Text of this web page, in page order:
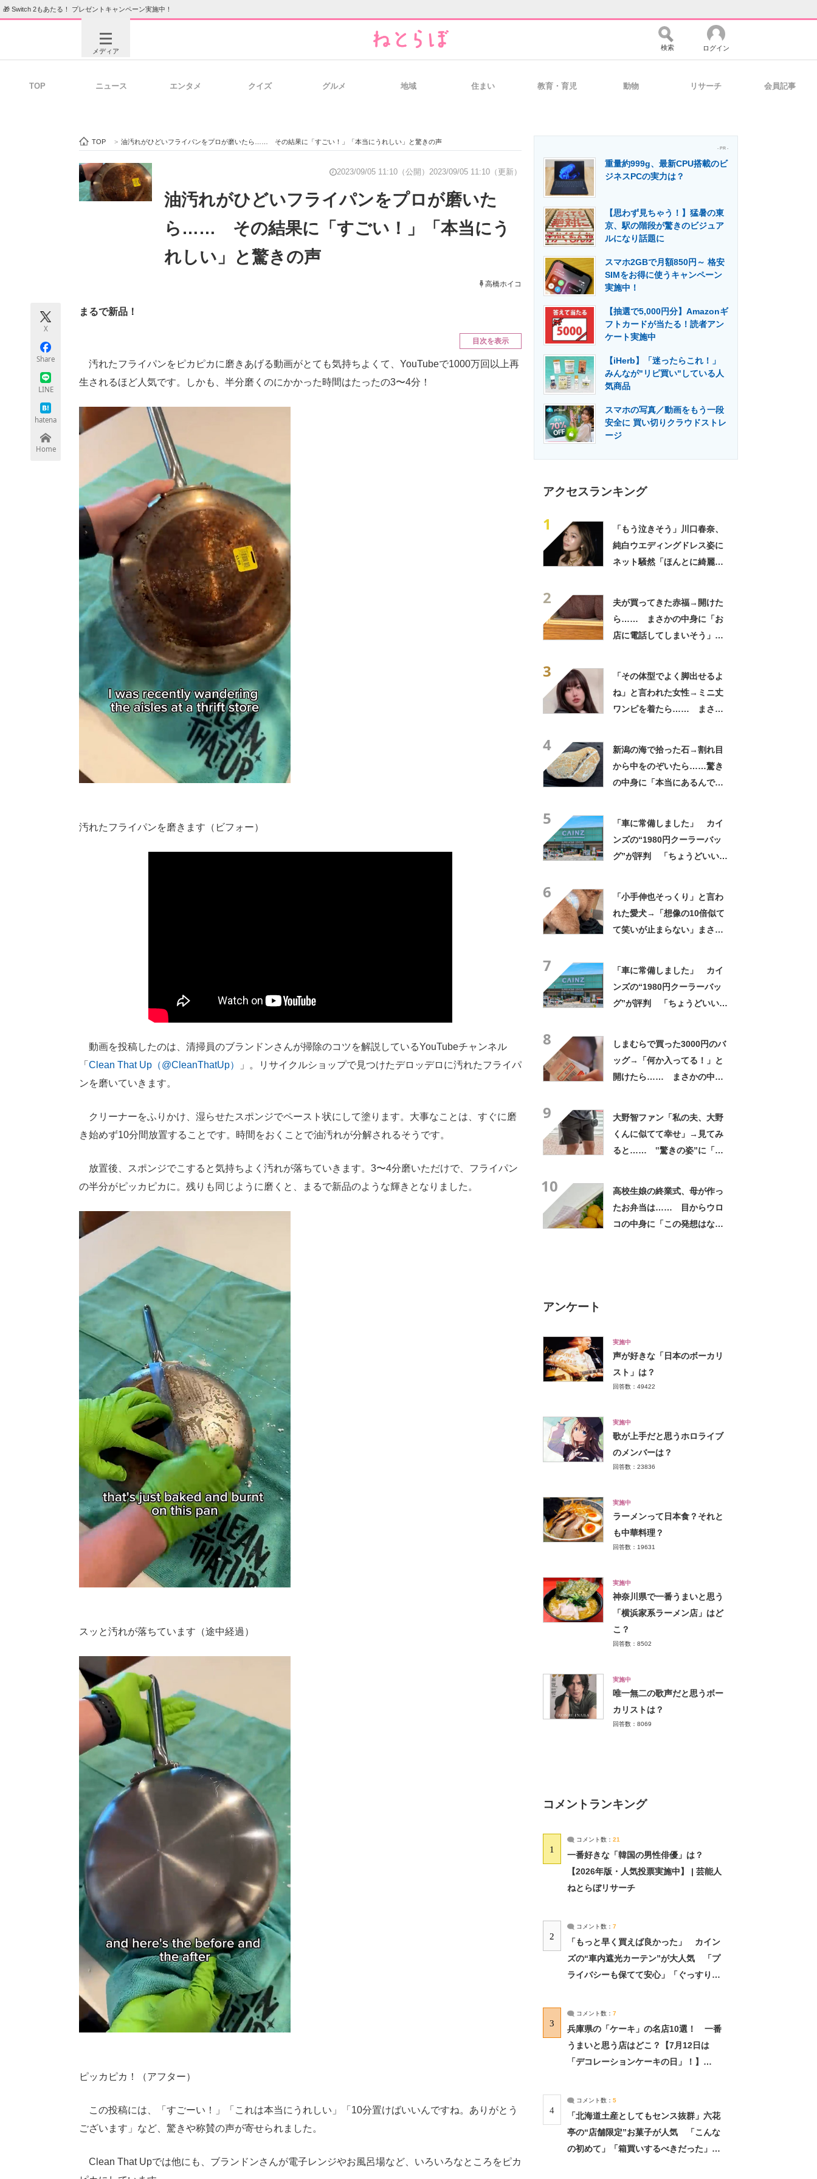
🎁 Switch 2もあたる！ プレゼントキャンペーン実施中！
メディア
ビジネスと働き方のヒント 経営リーダーのコミュニティ マーケ×ITの今がよく分かる
ITエンジニア向け専門サイト 企業向けIT製品の総合サイト IT製品の技術・比較・事例 製造業のIT導入・活用を支援
エネルギーの専門メディア 建設×テクノロジーの最前線
検索 ログイン
TOP ニュース エンタメ クイズ グルメ 地域 住まい 教育・育児 動物 リサーチ 会員記事
TOP > 油汚れがひどいフライパンをプロが磨いたら…… その結果に「すごい！」「本当にうれしい」と驚きの声
2023/09/05 11:10（公開） 2023/09/05 11:10（更新）
油汚れがひどいフライパンをプロが磨いた
ら…… その結果に「すごい！」「本当にう
れしい」と驚きの声
高橋ホイコ
X
Share
LINE
hatena
Home
まるで新品！
目次を表示
汚れたフライパンをピカピカに磨きあげる動画がとても気持ちよくて、YouTubeで1000万回以上再
生されるほど人気です。しかも、半分磨くのにかかった時間はたったの3〜4分！
汚れたフライパンを磨きます（ビフォー）
動画を投稿したのは、清掃員のブランドンさんが掃除のコツを解説しているYouTubeチャンネル
「 Clean That Up（@CleanThatUp）
」。リサイクルショップで見つけたデロッデロに汚れたフライパ
ンを磨いていきます。
クリーナーをふりかけ、湿らせたスポンジでペースト状にして塗ります。大事なことは、すぐに磨
き始めず10分間放置することです。時間をおくことで油汚れが分解されるそうです。
放置後、スポンジでこすると気持ちよく汚れが落ちていきます。3〜4分磨いただけで、フライパン
の半分がピッカピカに。残りも同じように磨くと、まるで新品のような輝きとなりました。
スッと汚れが落ちています（途中経過）
ピッカピカ！（アフター）
この投稿には、「すごーい！」「これは本当にうれしい」「10分置けばいいんですね。ありがとう
ございます」など、驚きや称賛の声が寄せられました。
Clean That Upでは他にも、ブランドンさんが電子レンジやお風呂場など、いろいろなところをピカ
- PR -
重量約999g、最新CPU搭載のビ
ジネスPCの実力は？
【思わず見ちゃう！】猛暑の東
京、駅の階段が驚きのビジュア
ルになり話題に
スマホ2GBで月額850円～ 格安
SIMをお得に使うキャンペーン
実施中！
【抽選で5,000円分】Amazonギ
フトカードが当たる！読者アン
ケート実施中
【iHerb】「迷ったらこれ！」
みんなが"リピ買い"している人
気商品
スマホの写真／動画をもう一段
安全に 買い切りクラウドストレ
ージ
アクセスランキング
1
「もう泣きそう」川口春奈、
純白ウエディングドレス姿に
ネット騒然「ほんとに綺麗」
2
夫が買ってきた赤福→開けた
ら…… まさかの中身に「お
店に電話してしまいそう」
3
「その体型でよく脚出せるよ
ね」と言われた女性→ミニ丈
ワンピを着たら…… まさか
4
新潟の海で拾った石→割れ目
から中をのぞいたら……驚き
の中身に「本当にあるんです
5
「車に常備しました」 カイ
ンズの“1980円クーラーバッ
グ”が評判 「ちょうどいい大
6
「小手伸也そっくり」と言わ
れた愛犬→「想像の10倍似て
て笑いが止まらない」まさか
7
「車に常備しました」 カイ
ンズの“1980円クーラーバッ
グ”が評判 「ちょうどいい大
8
しまむらで買った3000円のバ
ッグ→「何か入ってる！」と
開けたら…… まさかの中身
9
大野智ファン「私の夫、大野
くんに似てて幸せ」→見てみ
ると…… ‟驚きの姿”に「最
10
高校生娘の終業式、母が作っ
たお弁当は…… 目からウロ
コの中身に「この発想はなか
アンケート
実施中
声が好きな「日本のボーカリ
スト」は？
回答数：49422
実施中
歌が上手だと思うホロライブ
のメンバーは？
回答数：23836
実施中
ラーメンって日本食？それと
も中華料理？
回答数：19631
実施中
神奈川県で一番うまいと思う
「横浜家系ラーメン店」はど
こ？
回答数：8502
実施中
唯一無二の歌声だと思うボー
カリストは？
回答数：8069
コメントランキング
1
コメント数： 21
一番好きな「韓国の男性俳優」は？
【2026年版・人気投票実施中】 | 芸能人
ねとらぼリサーチ
2
コメント数： 7
「もっと早く買えば良かった」 カイン
ズの“車内遮光カーテン”が大人気 「プ
ライバシーも保てて安心」「ぐっすり眠
3
コメント数： 7
兵庫県の「ケーキ」の名店10選！ 一番
うまいと思う店はどこ？【7月12日は
「デコレーションケーキの日」！】
4
コメント数： 5
「北海道土産としてもセンス抜群」六花
亭の“店舗限定”お菓子が人気 「こんな
の初めて」「箱買いするべきだった」